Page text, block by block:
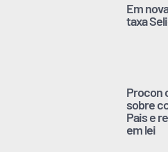
Em
taxa
Procon
sobre
Pais e
em lei